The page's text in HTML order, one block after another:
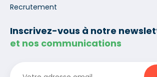
Recrutement
Inscrivez-vous à notre
et nos communications